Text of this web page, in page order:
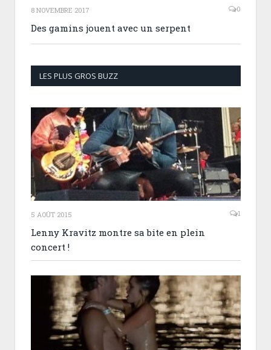
8 NOVEMBRE 2017 0
Des gamins jouent avec un serpent
LES PLUS GROS BUZZ
5 AOÛT 2015 1
Lenny Kravitz montre sa bite en plein
concert !